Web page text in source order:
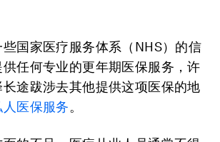
国家医疗服务体系（NHS）的信
任何专业的更年期医保服务，许
途跋涉去其他提供这项医保的地
人医保服务。